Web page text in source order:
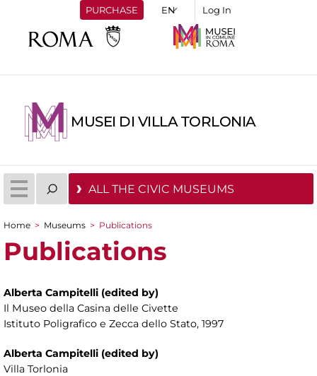
PURCHASE Log In
MUSEI DI VILLA TORLONIA
ALL THE CIVIC MUSEUMS
You are here
Home > Museums > Publications
Publications
Alberta Campitelli (edited by)
Il Museo della Casina delle Civette
Istituto Poligrafico e Zecca dello Stato, 1997
Alberta Campitelli (edited by)
Villa Torlonia